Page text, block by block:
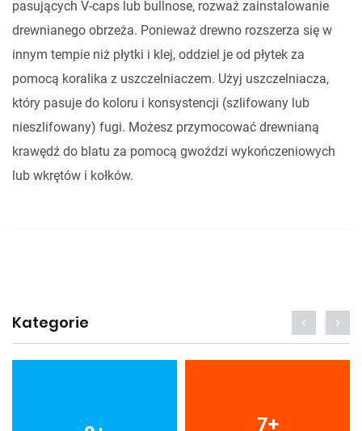
pasujących V-caps lub bullnose, rozważ zainstalowanie
drewnianego obrzeża. Ponieważ drewno rozszerza się w
innym tempie niż płytki i klej, oddziel je od płytek za
pomocą koralika z uszczelniaczem. Użyj uszczelniacza,
który pasuje do koloru i konsystencji (szlifowany lub
nieszlifowany) fugi. Możesz przymocować drewnianą
krawędź do blatu za pomocą gwoździ wykończeniowych
lub wkrętów i kołków.
Kategorie
7+